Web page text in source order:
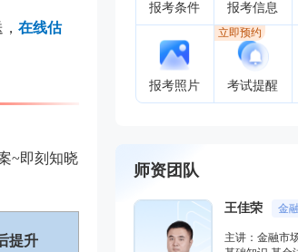
在线估
~即刻知晓
提升
报考条件 报考信息
报考照片 考试提醒
立即预约
师资团队
王佳荣 金融圈达人
主讲：金融市场基础知识,期货